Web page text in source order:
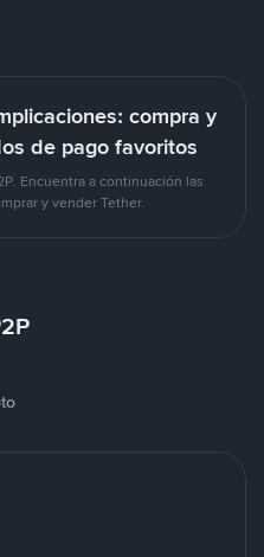
compra y
de pago favoritos
Encuentra a continuación las
y vender Tether.